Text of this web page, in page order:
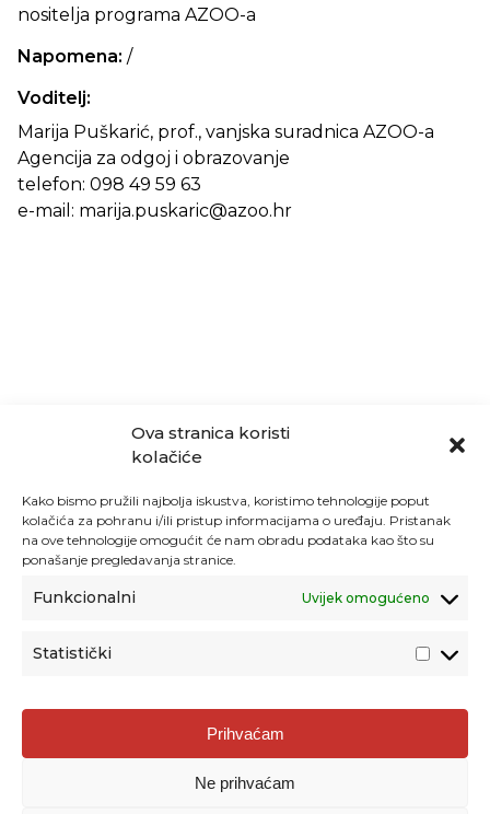
Ova stranica koristi
kolačiće
Kako bismo pružili najbolja iskustva, koristimo tehnologije poput
kolačića za pohranu i/ili pristup informacijama o uređaju. Pristanak
na ove tehnologije omogućit će nam obradu podataka kao što su
ponašanje pregledavanja stranice.
Funkcionalni Uvijek omogućeno
Statistički
Prihvaćam
Ne prihvaćam
nositelja programa AZOO-a
Napomena: /
Voditelj:
Marija Puškarić, prof., vanjska suradnica AZOO-a
Agencija za odgoj i obrazovanje
telefon: 098 49 59 63
e-mail: marija.puskaric@azoo.hr
Agencija za odgoj i obrazovanje
Donje Svetice 38, 10000 Zagreb
1778129